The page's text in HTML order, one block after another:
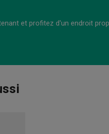
et profitez d'un endroit